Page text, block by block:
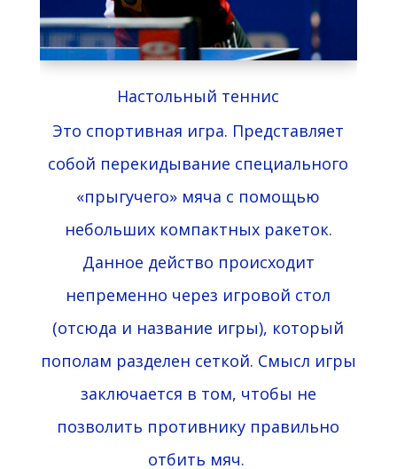
Настольный теннис
Это спортивная игра. Представляет
собой перекидывание специального
«прыгучего» мяча с помощью
небольших компактных ракеток.
Данное действо происходит
непременно через игровой стол
(отсюда и название игры), который
пополам разделен сеткой. Смысл игры
заключается в том, чтобы не
позволить противнику правильно
отбить мяч.